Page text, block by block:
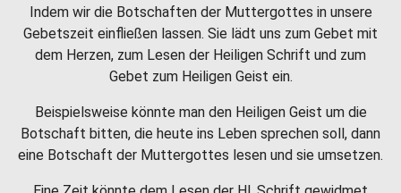
Indem wir die Botschaften der Muttergottes in unsere
Gebetszeit einfließen lassen. Sie lädt uns zum Gebet mit
dem Herzen, zum Lesen der Heiligen Schrift und zum
Gebet zum Heiligen Geist ein.
Beispielsweise könnte man den Heiligen Geist um die
Botschaft bitten, die heute ins Leben sprechen soll, dann
eine Botschaft der Muttergottes lesen und sie umsetzen.